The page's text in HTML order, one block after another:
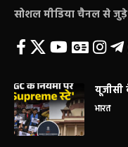
सोशल मीडिया चैनल से जुड़े
यूजीसी
भारत